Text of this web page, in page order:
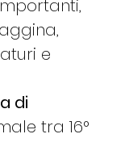
e
di
tra 16°